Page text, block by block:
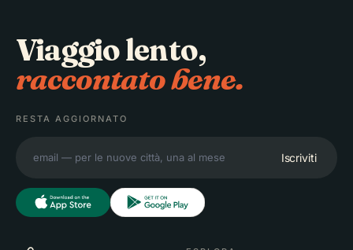
Viaggio lento,
raccontato bene.
RESTA AGGIORNATO
Iscriviti